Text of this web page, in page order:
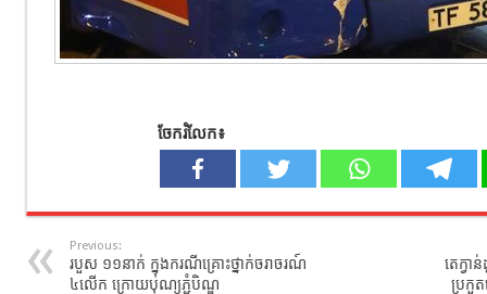
ចែករំលែក៖
Previous:
របួស ១១នាក់ ក្នុងករណីគ្រោះថ្នាក់ចរាចរណ៍
៤លើក ក្រោយបុណ្យភ្ជុំបិណ្ឌ
តេក្វ
ប្រកួ